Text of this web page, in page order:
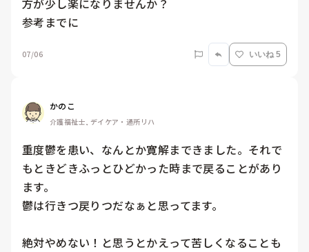
方が少し楽になりませんか？
参考までに
07/06 いいね 5
かのこ
介護福祉士, デイケア・通所リハ
重度鬱を患い、なんとか寛解まできました。それで
もときどきふっとひどかった時まで戻ることがあり
ます。
鬱は行きつ戻りつだなぁと思ってます。
絶対やめない！と思うとかえって苦しくなることも